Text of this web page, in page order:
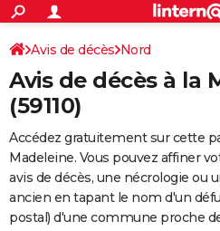
ACTUALITÉS
Politique
Société
Faits Divers
Education
Monde
Villes
+
SPORT
Coupe du monde 2026
Football
Tennis
Cyclisme
Rugby
Forum
FINANCE
Retraite
Impôts
Epargne
Immobilier
Risques naturels par ville
Banque
Assurance
Crédit
Essais
Réserver un essai
Citadines
Berlines
SUV
Forum auto
+
HIGH-TECH
Avis de décès Nord
Avis de décès à la
(59110)
Accédez gratuitement sur cette
Madeleine. Vous pouvez affiner
avis de décès, une nécrologie ou
ancien en tapant le nom d'un
postal) d'une commune proche